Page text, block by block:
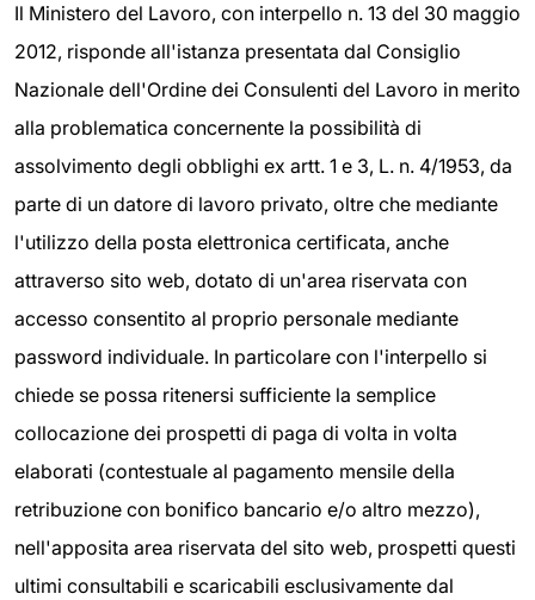
Il Ministero del Lavoro, con interpello n. 13 del 30 maggio
2012, risponde all'istanza presentata dal Consiglio
Nazionale dell'Ordine dei Consulenti del Lavoro in merito
alla problematica concernente la possibilità di
assolvimento degli obblighi ex artt. 1 e 3, L. n. 4/1953, da
parte di un datore di lavoro privato, oltre che mediante
l'utilizzo della posta elettronica certificata, anche
attraverso sito web, dotato di un'area riservata con
accesso consentito al proprio personale mediante
password individuale. In particolare con l'interpello si
chiede se possa ritenersi sufficiente la semplice
collocazione dei prospetti di paga di volta in volta
elaborati (contestuale al pagamento mensile della
retribuzione con bonifico bancario e/o altro mezzo),
nell'apposita area riservata del sito web, prospetti questi
ultimi consultabili e scaricabili esclusivamente dal